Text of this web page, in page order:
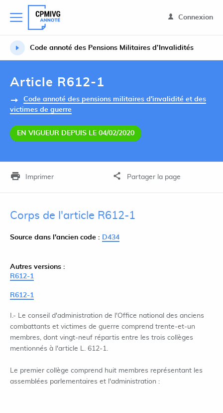
Connexion
Code annoté des Pensions Militaires d’Invalidités
Article R612-1
Code annoté des pensions militaires d'invalidité et des
victimes de guerre
EN VIGUEUR DEPUIS LE 04/02/2020
Imprimer Partager la page
Corps de l'article R612-1
Source dans l'ancien code : D434
Autres versions :
R612-1
R612-1
I.- Le conseil d'administration de l'Office national des anciens
combattants et victimes de guerre comprend trente-et-un
membres, dont vingt-neuf répartis entre les trois collèges
mentionnés à l'article L. 612-1.
Le premier collège comprend huit membres représentant les
assemblées parlementaires et l'administration :